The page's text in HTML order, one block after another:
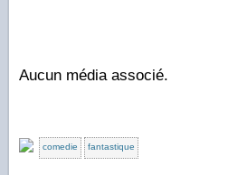
Aucun média associé.
comedie fantastique